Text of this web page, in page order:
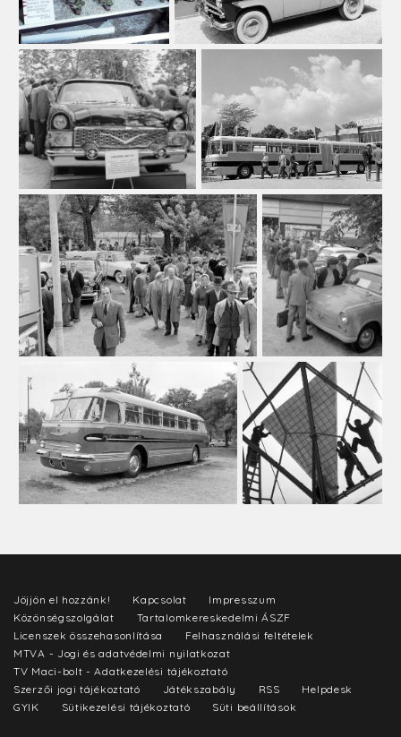
Jöjjön el hozzánk! Kapcsolat
Impresszum
Közönségszolgálat
Tartalomkereskedelmi ÁSZF
Licenszek összehasonlítása
Felhasználási feltételek
MTVA - Jogi és adatvédelmi nyilatkozat
TV Maci-bolt - Adatkezelési tájékoztató
Szerzői jogi tájékoztató
Játékszabály RSS
Helpdesk
GYIK
Sütikezelési tájékoztató Süti beállítások